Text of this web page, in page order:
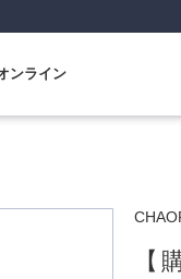
ンライン
【